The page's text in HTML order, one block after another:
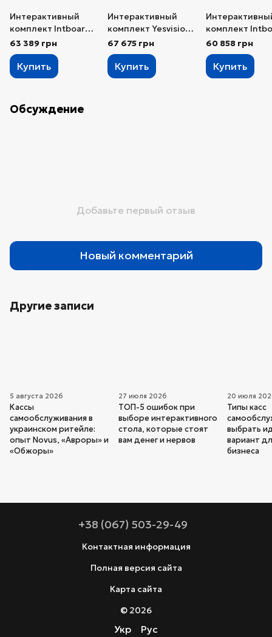
Интерактивный
комплект Intboard
82X (Тип 1)
63 389 грн
Купить
Интерактивный
комплект Yesvision
86W (Тип 1)
67 675 грн
Купить
комплект
82TS (Тип 1)
60 858 грн
Купить
Обсуждение
Добавьте первый отзыв
Новый комментарий
Другие записи
5 августа 2026
Кассы
самообслуживания в
украинском ритейле:
опыт Novus, «Авроры» и
«Обжоры»
27 июля 2026
ТОП-5 ошибок при
выборе интерактивного
стола, которые стоят
вам денег и нервов
20 июля
Типы касс
выбрать
вариант
бизнеса
+38 (067) 503-29-49
Контактная информация
Полная версия сайта
Карта сайта
© 2026
Укр Рус